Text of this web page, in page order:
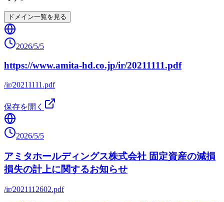
ドメイン一覧を見る
2026/5/5
https://www.amita-hd.co.jp/ir/20211111.pdf
/ir/20211111.pdf
保存を開く
2026/5/5
アミタホールディングス株式会社 固定資産の減損
損失の計上に関するお知らせ
/ir/2021112602.pdf